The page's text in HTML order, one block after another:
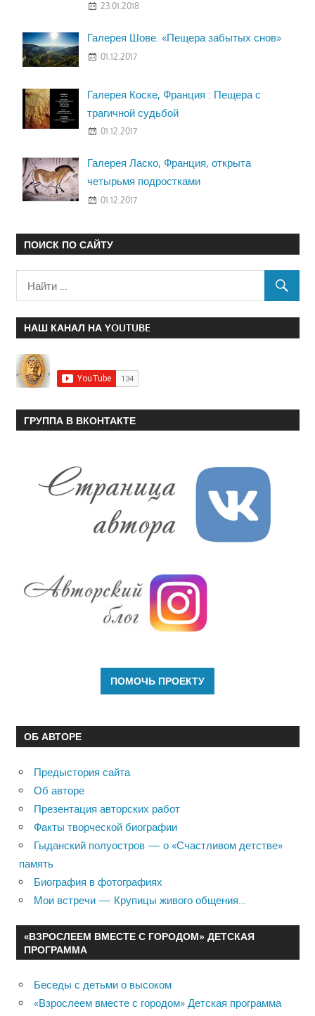
23.01.2018
Галерея Шове. «Пещера забытых снов»
01.12.2017
Галерея Коске, Франция : Пещера с
трагичной судьбой
01.12.2017
Галерея Ласко, Франция, открыта
четырьмя подростками
01.12.2017
ПОИСК ПО САЙТУ
НАШ КАНАЛ НА YOUTUBE
ГРУППА В ВКОНТАКТЕ
ОБ АВТОРЕ
Предыстория сайта
Об авторе
Презентация авторских работ
Факты творческой биографии
Гыданский полуостров — о «Счастливом детстве»
память
Биография в фотографиях
Мои встречи — Крупицы живого общения…
«ВЗРОСЛЕЕМ ВМЕСТЕ С ГОРОДОМ» ДЕТСКАЯ
ПРОГРАММА
Беседы с детьми о высоком
«Взрослеем вместе с городом» Детская программа